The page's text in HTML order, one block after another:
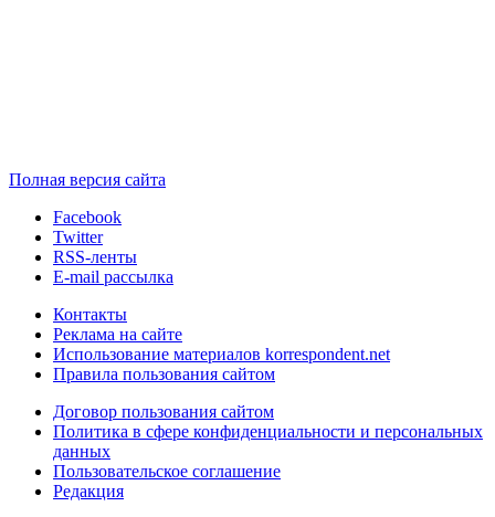
Полная версия сайта
Facebook
Twitter
RSS-ленты
E-mail рассылка
Контакты
Реклама на сайте
Использование материалов korrespondent.net
Правила пользования сайтом
Договор пользования сайтом
Политика в сфере конфиденциальности и персональных
данных
Пользовательское соглашение
Редакция